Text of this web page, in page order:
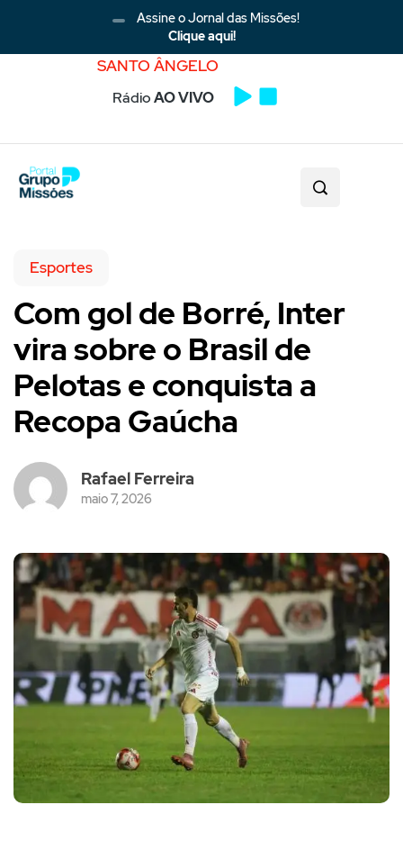
Assine o Jornal das Missões!
Clique aqui!
SANTO ÂNGELO
RádioAO VIVO
Esportes
Com gol de Borré, Inter
vira sobre o Brasil de
Pelotas e conquista a
Recopa Gaúcha
Rafael Ferreira
maio 7, 2026